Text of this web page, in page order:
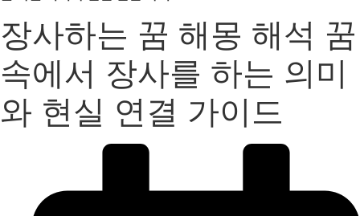
장사하는 꿈 해몽 해석 꿈
속에서 장사를 하는 의미
와 현실 연결 가이드